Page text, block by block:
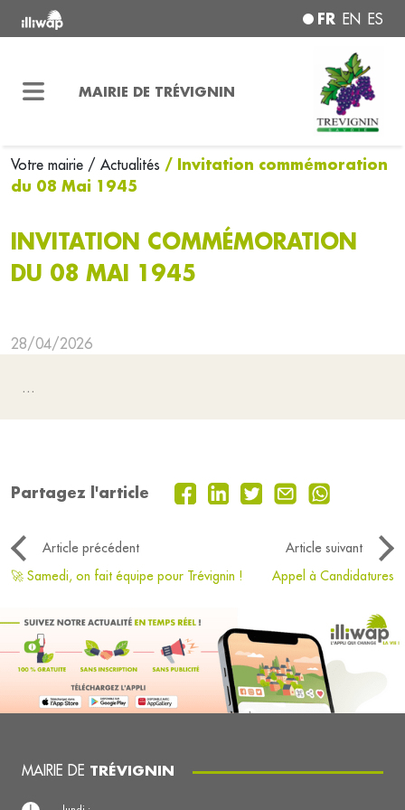
FR EN ES
MAIRIE DE TRÉVIGNIN
Votre mairie / Actualités / Invitation commémoration
du 08 Mai 1945
INVITATION COMMÉMORATION
DU 08 MAI 1945
28/04/2026
...
Partagez l'article
Article précédent
Article suivant
🚀 Samedi, on fait équipe pour Trévignin !
Appel à Candidatures
MAIRIE DE TRÉVIGNIN